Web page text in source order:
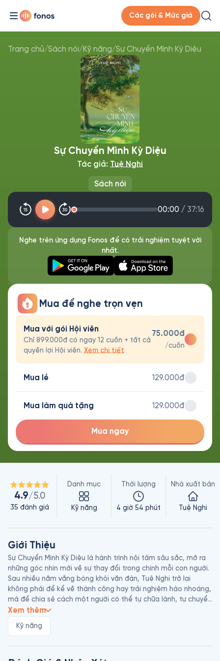
Các gói & Mức giá
Trang chủ/Sách nói/Kỹ năng/Sự Chuyển Mình Kỳ Diệu
Sách nói
Sự Chuyển Mình Kỳ Diệu
Tác giả: Tuệ Nghi
00:00 / 37:16
Nghe trên ứng dụng Fonos để có trải nghiệm tuyệt vời
nhất.
Mua để nghe trọn vẹn
Mua với gói Hội viên
Chỉ 899.000đ có ngay 12 cuốn + tất cả
quyền lợi Hội viên. Xem chi tiết
75.000đ
/cuốn
Mua lẻ 129.000đ
Mua làm quà tặng 129.000đ
Mua ngay
4.9/5.0
35 đánh giá
Danh mục
Kỹ năng
Thời lượng
4 giờ 54 phút
Nhà xuất bản
Tuệ Nghi
Giới Thiệu
Sự Chuyển Mình Kỳ Diệu là hành trình nội tâm sâu sắc, mở ra
những góc nhìn mới về sự thay đổi trong chính mỗi con người.
Sau nhiều năm vắng bóng khỏi văn đàn, Tuệ Nghi trở lại
không phải để kể về thành công hay trải nghiệm hào nhoáng,
mà để chia sẻ cách một người có thể tự chữa lành, tự chuyển
hóa bản thân qua từng va vấp, từng lần đối diện với cảm xúc
Xem thêm
Kỹ năng